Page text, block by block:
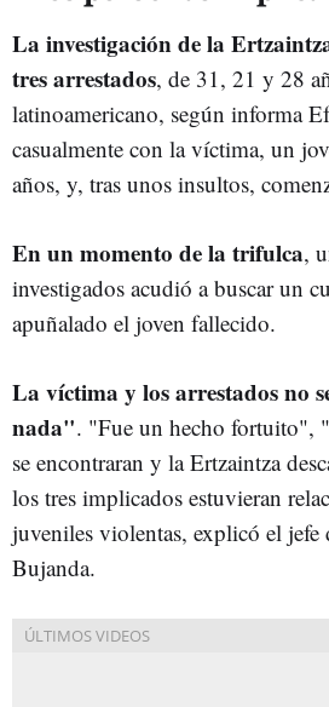
La investigación de la
tres arrestados, de 31, 21 y 28
latinoamericano, según informa
casualmente con la víctima, un
años, y, tras unos insultos,
En un momento de la trifulca,
investigados acudió a buscar un
apuñalado el joven fallecido.
La víctima y los arrestados no
nada". "Fue un hecho fortuito",
se encontraran y la Ertzaintza
los tres implicados estuvieran
juveniles violentas, explicó el jefe
Bujanda.